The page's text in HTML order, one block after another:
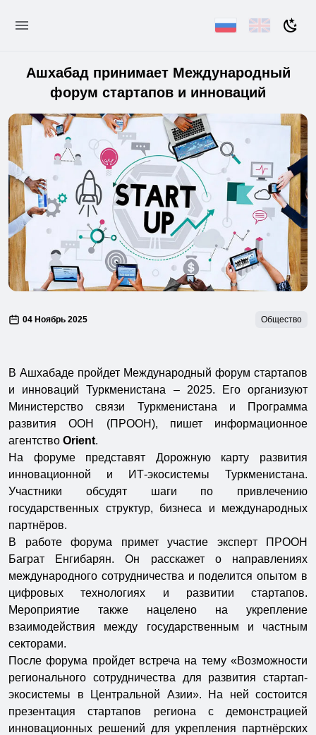
Ашхабад принимает Международный
форум стартапов и инноваций
04 Ноябрь 2025 Общество
В Ашхабаде пройдет Международный форум стартапов
и инноваций Туркменистана – 2025. Его организуют
Министерство связи Туркменистана и Программа
развития ООН (ПРООН), пишет информационное
агентство Orient.
На форуме представят Дорожную карту развития
инновационной и ИТ-экосистемы Туркменистана.
Участники обсудят шаги по привлечению
государственных структур, бизнеса и международных
партнёров.
В работе форума примет участие эксперт ПРООН
Баграт Енгибарян. Он расскажет о направлениях
международного сотрудничества и поделится опытом в
цифровых технологиях и развитии стартапов.
Мероприятие также нацелено на укрепление
взаимодействия между государственным и частным
секторами.
После форума пройдет встреча на тему «Возможности
регионального сотрудничества для развития стартап-
экосистемы в Центральной Азии». На ней состоится
презентация стартапов региона с демонстрацией
инновационных решений для укрепления партнёрских